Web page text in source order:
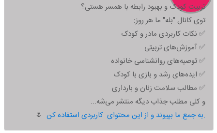
تربیت کودک و بهبود رابطه با همسر هستی؟
توی کانال "بله" ما هر روز:
✅ نکات کاربردی مادر و کودک
✅ آموزش‌های تربیتی
✅ توصیه‌های روانشناسی خانواده
✅ ایده‌های رشد و بازی با کودک
✅ مطالب سلامت زنان و بارداری
و کلی مطلب جذاب دیگه منتشر می‌شه...
به جمع ما بپیوند و از این محتوای کاربردی استفاده کن.
🌷